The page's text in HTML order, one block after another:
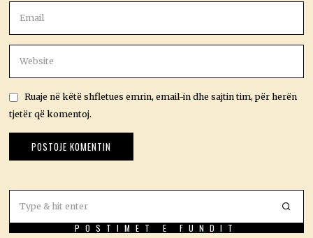
Ruaje në këtë shfletues emrin, email-in dhe sajtin tim, për herën
tjetër që komentoj.
POSTIMET E FUNDIT